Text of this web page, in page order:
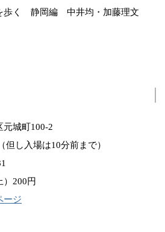
静岡編 中井均・加藤理文
元城町100-2
但し入場は10分前まで）
）200円
ージ